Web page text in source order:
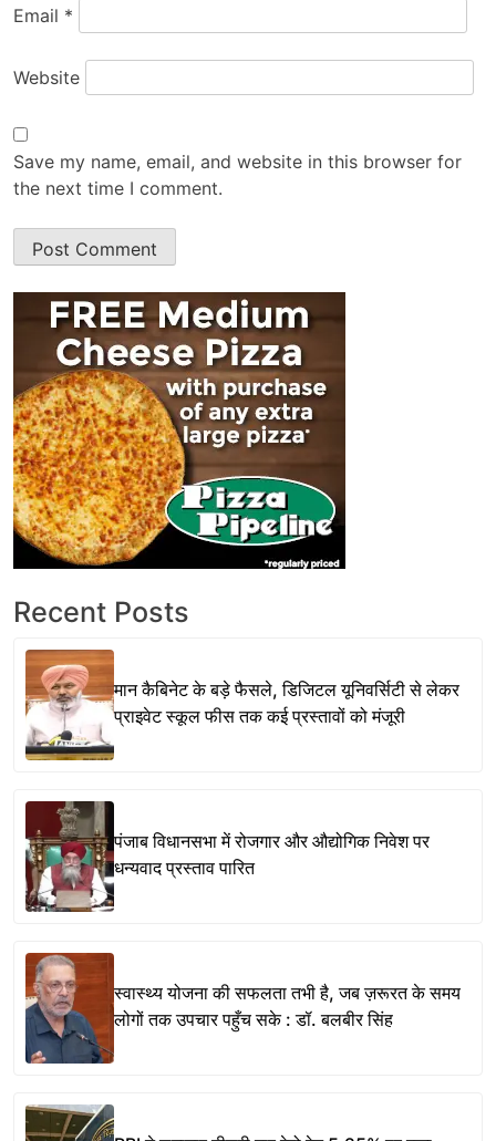
Email *
Website
Save my name, email, and website in this browser for
the next time I comment.
Recent Posts
मान कैबिनेट के बड़े फैसले, डिजिटल यूनिवर्सिटी से लेकर
प्राइवेट स्कूल फीस तक कई प्रस्तावों को मंजूरी
पंजाब विधानसभा में रोजगार और औद्योगिक निवेश पर
धन्यवाद प्रस्ताव पारित
स्वास्थ्य योजना की सफलता तभी है, जब ज़रूरत के समय
लोगों तक उपचार पहुँच सके : डॉ. बलबीर सिंह